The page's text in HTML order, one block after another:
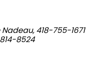
418-755-1671
8524